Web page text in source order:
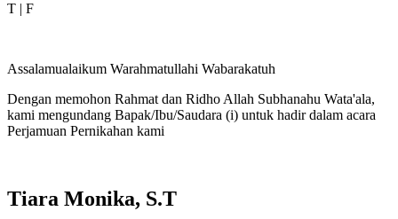
T | F
Assalamualaikum Warahmatullahi Wabarakatuh
Dengan memohon Rahmat dan Ridho Allah Subhanahu Wata'ala,
kami mengundang Bapak/Ibu/Saudara (i) untuk hadir dalam acara
Perjamuan Pernikahan kami
Tiara Monika, S.T